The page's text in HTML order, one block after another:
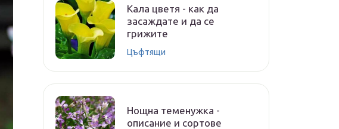
Кала цветя - как да
засаждате и да се
грижите
Цъфтящи
Нощна теменужка -
описание и сортове